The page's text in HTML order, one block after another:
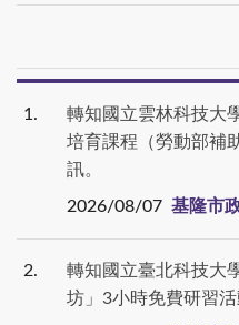
1
轉知國立雲林科技大
培育課程（勞動部補
訊。
2026/08/07 基隆市
2
轉知國立臺北科技大
坊」3小時免費研習活